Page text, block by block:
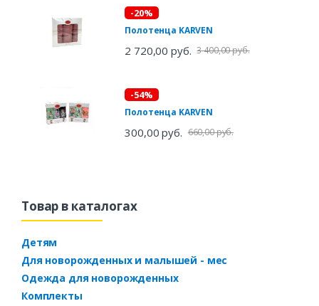
-20%
Полотенца KARVEN
2 720,00 руб. 3 400,00 руб.
-54%
Полотенца KARVEN
300,00 руб. 660,00 руб.
Товар в каталогах
Детям
Для новорожденных и малышей - мес
Одежда для новорожденных
Комплекты